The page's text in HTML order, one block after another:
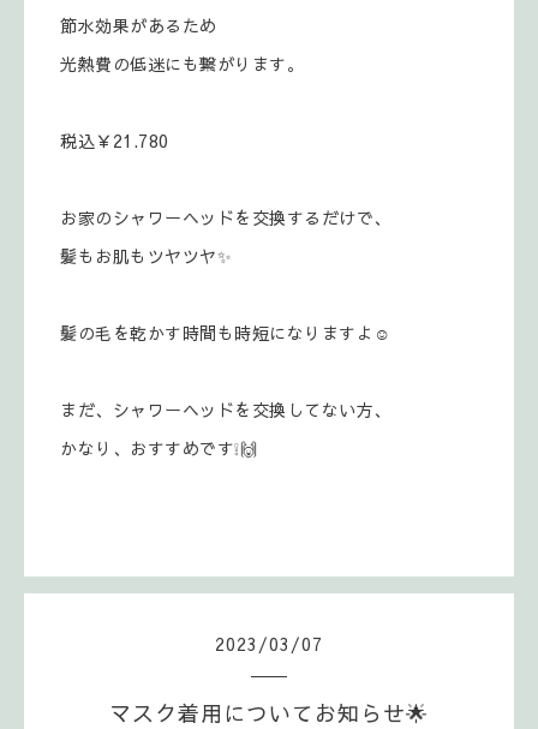
節水効果があるため
光熱費の低迷にも繋がります。
税込￥21.780
お家のシャワーヘッドを交換するだけで、
髪もお肌もツヤツヤ✨️
髪の毛を乾かす時間も時短になりますよ☺️
まだ、シャワーヘッドを交換してない方、
かなり、おすすめです❕🙌
2023 /03 /07
マスク着用についてお知らせ🌟